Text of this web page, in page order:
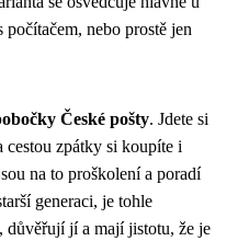
nebo prostě jen
České pošty. Jdete si
zpátky si koupíte i
na to proškolení a poradí
generaci, je tohle
důvěřují jí a mají jistotu, že je